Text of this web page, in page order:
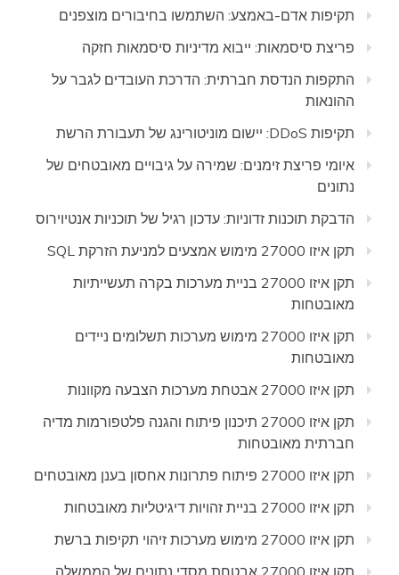
תקיפות אדם-באמצע: השתמשו בחיבורים מוצפנים
פריצת סיסמאות: ייבוא מדיניות סיסמאות חזקה
התקפות הנדסת חברתית: הדרכת העובדים לגבר על
ההונאות
תקיפות DDoS: יישום מוניטורינג של תעבורת הרשת
איומי פריצת זימנים: שמירה על גיבויים מאובטחים של
נתונים
הדבקת תוכנות זדוניות: עדכון רגיל של תוכניות אנטיוירוס
תקן איזו 27000 מימוש אמצעים למניעת הזרקת SQL
תקן איזו 27000 בניית מערכות בקרה תעשייתיות
מאובטחות
תקן איזו 27000 מימוש מערכות תשלומים ניידים
מאובטחות
תקן איזו 27000 אבטחת מערכות הצבעה מקוונות
תקן איזו 27000 תיכנון פיתוח והגנה פלטפורמות מדיה
חברתית מאובטחות
תקן איזו 27000 פיתוח פתרונות אחסון בענן מאובטחים
תקן איזו 27000 בניית זהויות דיגיטליות מאובטחות
תקן איזו 27000 מימוש מערכות זיהוי תקיפות ברשת
תקן איזו 27000 אבטחת מסדי נתונים של הממשלה